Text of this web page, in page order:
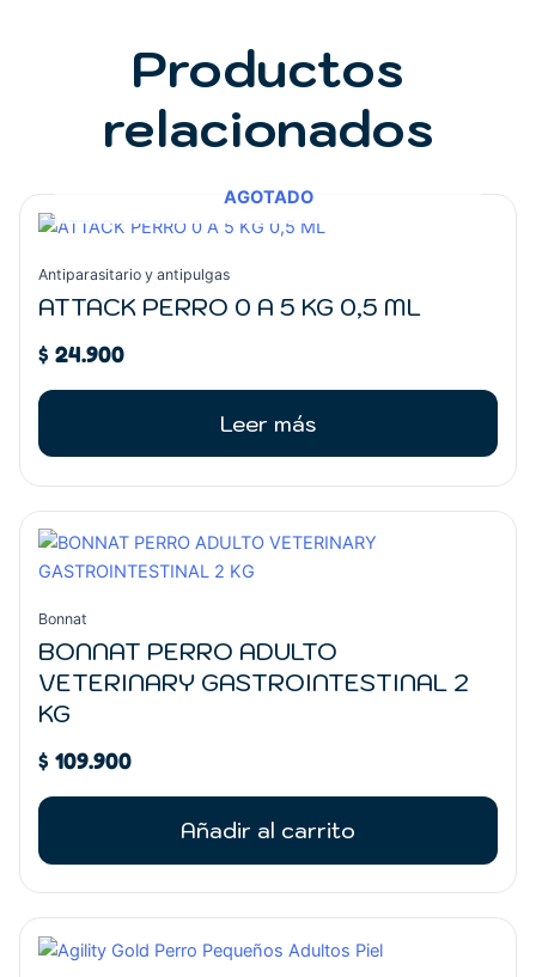
Productos
relacionados
AGOTADO
Antiparasitario y antipulgas
ATTACK PERRO 0 A 5 KG 0,5 ML
$ 24.900
Leer más
Bonnat
BONNAT PERRO ADULTO
VETERINARY GASTROINTESTINAL 2
KG
$ 109.900
Añadir al carrito
de
Este
producto